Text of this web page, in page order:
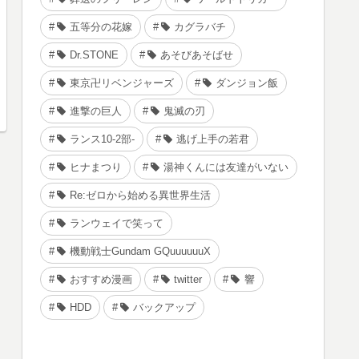
五等分の花嫁 カグラバチ
Dr.STONE あそびあそばせ
東京卍リベンジャーズ ダンジョン飯
進撃の巨人 鬼滅の刃
ランス10-2部- 逃げ上手の若君
ヒナまつり 湯神くんには友達がいない
Re:ゼロから始める異世界生活
ランウェイで笑って
機動戦士Gundam GQuuuuuuX
おすすめ漫画 twitter 響
HDD バックアップ